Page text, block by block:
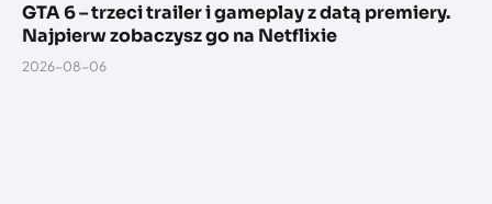
GTA 6 – trzeci trailer i gameplay z datą premiery.
Najpierw zobaczysz go na Netflixie
2026-08-06